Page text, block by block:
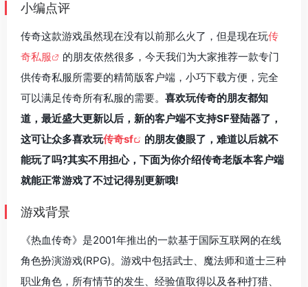
小编点评
传奇这款游戏虽然现在没有以前那么火了，但是现在玩传
奇私服
的朋友依然很多，今天我们为大家推荐一款专门
供传奇私服所需要的精简版客户端，小巧下载方便，完全
可以满足传奇所有私服的需要。 喜欢玩传奇的朋友都知
道，最近盛大更新以后，新的客户端不支持SF登陆器了，
这可让众多喜欢玩传奇sf
的朋友傻眼了，难道以后就不
能玩了吗?其实不用担心，下面为你介绍传奇老版本客户端
就能正常游戏了不过记得别更新哦!
游戏背景
《热血传奇》是2001年推出的一款基于国际互联网的在线
角色扮演游戏(RPG)。游戏中包括武士、魔法师和道士三种
职业角色，所有情节的发生、经验值取得以及各种打猎、